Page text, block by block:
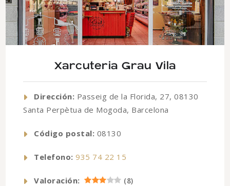
Xarcuteria Grau Vila
Dirección: Passeig de la Florida, 27, 08130
Santa Perpètua de Mogoda, Barcelona
Código postal: 08130
Telefono: 935 74 22 15
Valoración: (8)